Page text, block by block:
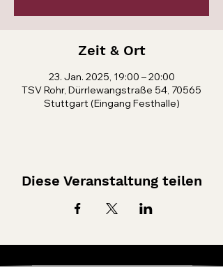
Zeit & Ort
23. Jan. 2025, 19:00 – 20:00
TSV Rohr, Dürrlewangstraße 54, 70565
Stuttgart (Eingang Festhalle)
Diese Veranstaltung teilen